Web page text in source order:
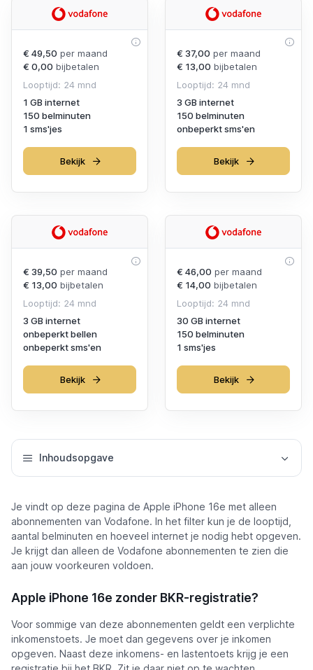
€ 49,50 per maand
€ 0,00 bijbetalen
Looptijd: 24 mnd
1 GB internet
150 belminuten
1 sms'jes
Bekijk
€ 37,00 per maand
€ 13,00 bijbetalen
Looptijd: 24 mnd
3 GB internet
150 belminuten
onbeperkt sms'en
Bekijk
€ 39,50 per maand
€ 13,00 bijbetalen
Looptijd: 24 mnd
3 GB internet
onbeperkt bellen
onbeperkt sms'en
Bekijk
€ 46,00 per maand
€ 14,00 bijbetalen
Looptijd: 24 mnd
30 GB internet
150 belminuten
1 sms'jes
Bekijk
Inhoudsopgave
Je vindt op deze pagina de Apple iPhone 16e met alleen
abonnementen van Vodafone. In het filter kun je de looptijd,
aantal belminuten en hoeveel internet je nodig hebt opgeven.
Je krijgt dan alleen de Vodafone abonnementen te zien die
aan jouw voorkeuren voldoen.
Apple iPhone 16e zonder BKR-registratie?
Voor sommige van deze abonnementen geldt een verplichte
inkomenstoets. Je moet dan gegevens over je inkomen
opgeven. Naast deze inkomens- en lastentoets krijg je een